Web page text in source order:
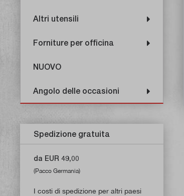
Altri utensili
Forniture per officina
NUOVO
Angolo delle occasioni
Spedizione gratuita
da EUR 49,00
(Pacco Germania)
I costi di spedizione per altri paesi